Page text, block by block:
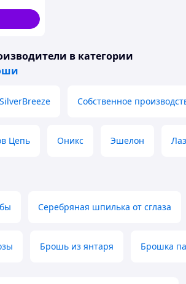
в категории
SilverBreeze Собственное
Цепь Оникс Эшелон
Серебряная шпилька от сглаза
Брошь из янтаря Брошка